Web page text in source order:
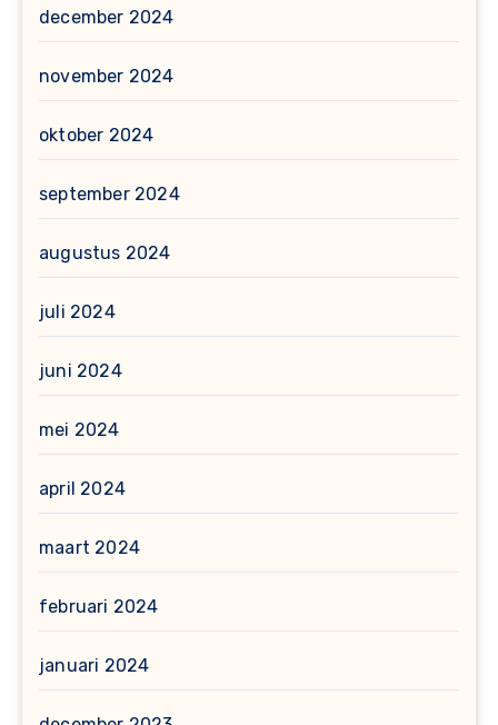
december 2024
november 2024
oktober 2024
september 2024
augustus 2024
juli 2024
juni 2024
mei 2024
april 2024
maart 2024
februari 2024
januari 2024